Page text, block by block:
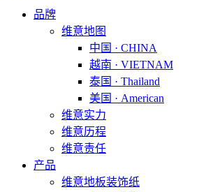
品牌
维意地图
中国 · CHINA
越南 · VIETNAM
泰国 · Thailand
美国 · American
维意实力
维意历程
维意责任
产品
维意地板装饰纸